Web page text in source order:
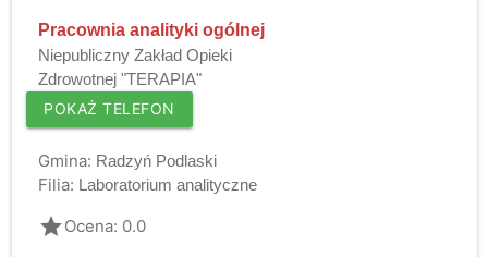
Pracownia analityki ogólnej
Niepubliczny Zakład Opieki
Zdrowotnej "TERAPIA"
POKAŻ TELEFON
Gmina: Radzyń Podlaski
Filia: Laboratorium analityczne
gradeOcena: 0.0